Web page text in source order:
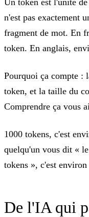
n'est pas exactement
fragment de mot. En
token. En anglais,
Pourquoi ça compte :
token, et la taille du
Comprendre ça vous
1000 tokens, c'est
quelqu'un vous dit «
tokens », c'est
De l'IA qui